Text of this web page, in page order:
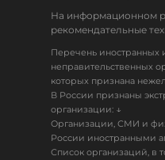
На информационном
рекомендательные
Перечень иностранных
неправительственных
которых признана
В России признаны
организации: ↓
Организации, СМИ и
России иностранными
Список организаций, в